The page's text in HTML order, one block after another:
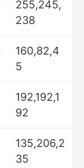
255,245,
238
160,82,4
5
192,192,1
92
135,206,2
35